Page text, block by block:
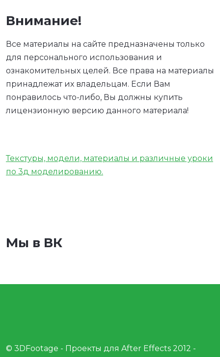
Внимание!
Все материалы на сайте предназначены только
для персонального использования и
ознакомительных целей. Все права на материалы
принадлежат их владельцам. Если Вам
понравилось что-либо, Вы должны купить
лицензионную версию данного материала!
Текстуры, модели, материалы и различные уроки
по 3д моделированию.
Мы в ВК
© 3DFootage - Проекты для After Effects 2012 -